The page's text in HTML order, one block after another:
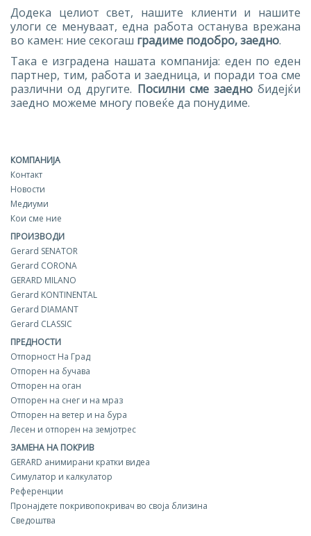
Додека целиот свет, нашите клиенти и нашите
улоги се менуваат, една работа останува врежана
во камен: ние секогаш градиме подобро, заедно.
Така е изградена нашата компанија: еден по еден
партнер, тим, работа и заедница, и поради тоа сме
различни од другите. Посилни сме заеднобидејќи
заедно можеме многу повеќе да понудиме.
КОМПАНИЈА
Контакт
Новости
Медиуми
Кои сме ние
ПРОИЗВОДИ
Gerard SENATOR
Gerard CORONA
GERARD MILANO
Gerard KONTINENTAL
Gerard DIAMANT
Gerard CLASSIC
ПРЕДНОСТИ
Отпорност На Град
Отпорен на бучава
Отпорен на оган
Отпорен на снег и на мраз
Отпорен на ветер и на бура
Лесен и отпорен на земјотрес
ЗАМЕНА НА ПОКРИВ
GERARD aнимирани кратки видеа
Симулатор и калкулатор
Референции
Пронајдете покривопокривач во своја близина
Сведоштва